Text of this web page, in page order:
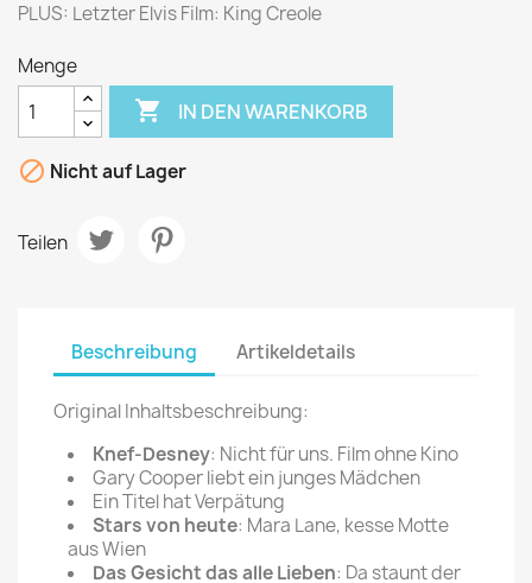
PLUS: Letzter Elvis Film: King Creole
Menge
 IN DEN WARENKORB
 Nicht auf Lager
Teilen
Beschreibung Artikeldetails
Original Inhaltsbeschreibung:
Knef-Desney: Nicht für uns. Film ohne Kino
Gary Cooper liebt ein junges Mädchen
Ein Titel hat Verpätung
Stars von heute: Mara Lane, kesse Motte
aus Wien
Das Gesicht das alle Lieben: Da staunt der